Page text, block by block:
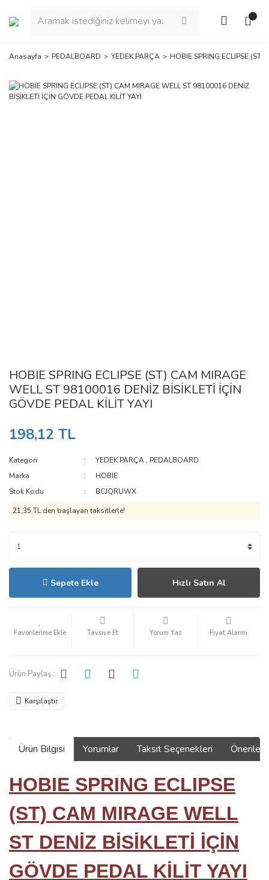
Anasayfa PEDALBOARD YEDEK PARÇA HOBIE SPRING ECLIPSE
HOBIE SPRING ECLIPSE (ST) CAM MIRAGE
WELL ST 98100016 DENİZ BİSİKLETİ İÇİN
GÖVDE PEDAL KİLİT YAYI
198,12 TL
Kategori YEDEK PARÇA , PEDALBOARD
Marka
HOBIE
Stok Kodu
BCJQRUWX
21,35 TL den başlayan taksitlerle!
Sepete Ekle Hızlı Satın Al
Tavsiye Et Yorum Yaz Fiyat Alarmı
Ürün Paylaş :
Karşılaştır
Ürün Bilgisi Yorumlar Taksit Seçenekleri
HOBIE SPRING ECLIPSE
(ST) CAM MIRAGE WELL
ST DENİZ BİSİKLETİ İÇİN
GÖVDE PEDAL KİLİT YAYI